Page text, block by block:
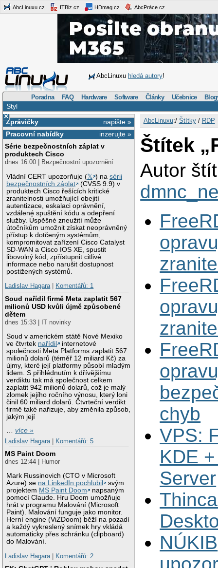
AbcLinuxu.cz ITBiz.cz HDmag.cz AbcPráce.cz
AbcLinuxu hledá autory!
Poradna FAQ Hardware Software Články Učebnice
Styl
×
napište »
Zprávičky
inzerujte »
Pracovní nabídky
Série bezpečnostních záplat v
produktech Cisco
dnes 16:00 | Bezpečnostní upozornění
Vládní CERT upozorňuje (𝕏 ) nasérii
bezpečnostních záplat
(CVSS 9.9) v
produktech Cisco řešících kritické
zranitelnosti umožňující obejití
autentizace, eskalaci oprávnění,
vzdálené spuštění kódu a odepření
služby. Úspěšné zneužití může
útočníkům umožnit získat neoprávněný
přístup k dotčeným systémům,
kompromitovat zařízení Cisco Catalyst
SD-WAN a Cisco IOS XE, spustit
libovolný kód, zpřístupnit citlivé
informace nebo narušit dostupnost
postižených systémů.
Ladislav Hagara| Komentářů: 1
Soud nařídil firmě Meta zaplatit 567
milionů USD kvůli újmě způsobené
dětem
dnes 15:33 | IT novinky
Soud v americkém státě Nové Mexiko
ve čtvrtek nařídil
internetové
společnosti Meta Platforms zaplatit 567
milionů dolarů (téměř 12 miliard Kč) za
újmy, které její platformy působí mladým
lidem. S přihlédnutím k dřívějšímu
verdiktu tak má společnost celkem
zaplatit 942 milionů dolarů, což je malý
zlomek jejího ročního výnosu, který loni
činil 60 miliard dolarů. Čtvrteční verdikt
firmě také nařizuje, aby změnila způsob,
jakým její
…více »
Ladislav Hagara
Komentářů: 5
MS Paint Doom
dnes 12:44 | Humor
Mark Russinovich (CTO v Microsoft
Azure) se na LinkedIn pochlubil
svým
projektem MS Paint Doom
napsaným
pomocí Claude. Hru Doom umožňuje
hrát v programu Malování (Microsoft
Paint). Malování funguje jako monitor.
Herní engine (ViZDoom) běží na pozadí
a každý vykreslený snímek hry vkládá
automaticky přes schránku (clipboard)
do Malování.
Ladislav Hagara
Komentářů: 2
AbcLinuxu:/ Štítky/ RDP
Štítek
Autor
chyb
VPS:
KDE
Server
NÚKIB